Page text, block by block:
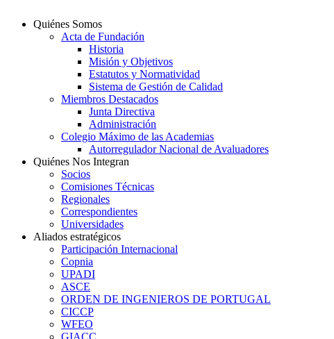
Quiénes Somos
Acta de Fundación
Historia
Misión y Objetivos
Estatutos y Normatividad
Sistema de Gestión de Calidad
Miembros Destacados
Junta Directiva
Administración
Colegio Máximo de las Academias
Autorregulador Nacional de Avaluadores
Quiénes Nos Integran
Socios
Comisiones Técnicas
Regionales
Correspondientes
Universidades
Aliados estratégicos
Participación Internacional
Copnia
UPADI
ASCE
ORDEN DE INGENIEROS DE PORTUGAL
CICCP
WFEO
GIACC